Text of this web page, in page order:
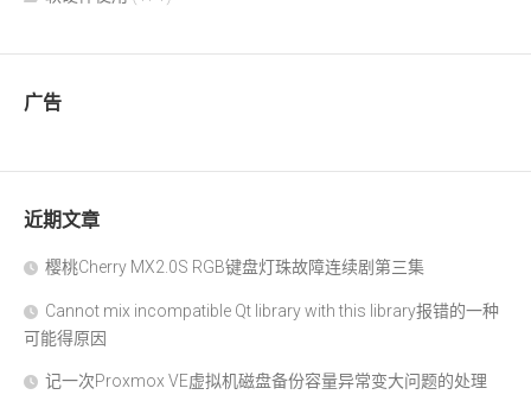
广告
近期文章
樱桃Cherry MX2.0S RGB键盘灯珠故障连续剧第三集
Cannot mix incompatible Qt library with this library报错的一种
可能得原因
记一次Proxmox VE虚拟机磁盘备份容量异常变大问题的处理